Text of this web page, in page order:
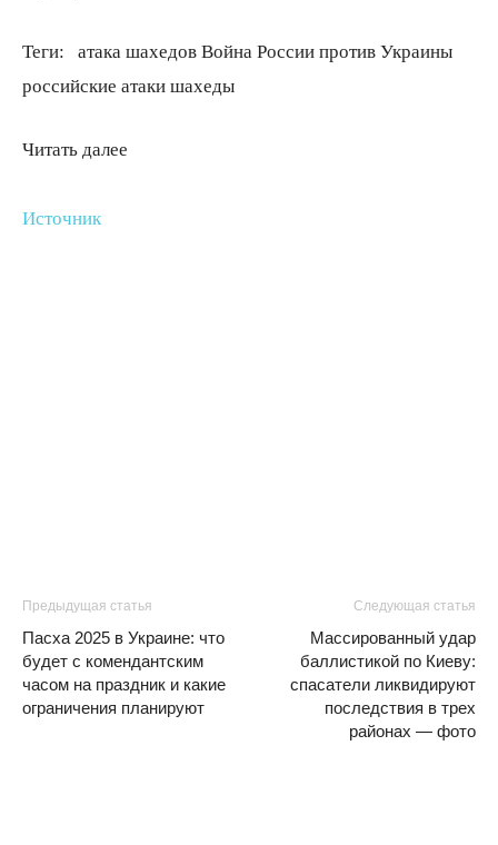
Теги:
атака шахедов Война России против Украины
российские атаки шахеды
Читать далее
Источник
Предыдущая статья
Пасха 2025 в Украине: что
будет с комендантским
часом на праздник и какие
ограничения планируют
Следующая статья
Массированный удар
баллистикой по Киеву:
спасатели ликвидируют
последствия в трех
районах — фото